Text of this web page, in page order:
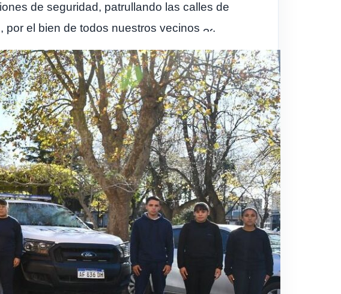
de seguridad, patrullando las calles de
por el bien de todos nuestros vecinos .